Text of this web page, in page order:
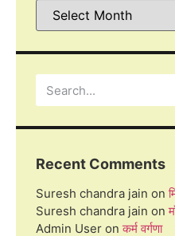
Recent Comments
Suresh chandra jain on
Suresh chandra jain on
Admin User onकर्म वर्गणा